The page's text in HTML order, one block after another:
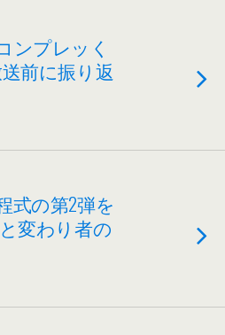
ンプレッく
前に振り返
式の第2弾を
変わり者の